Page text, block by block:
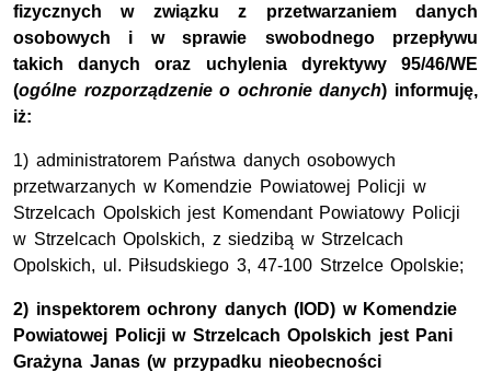
fizycznych w związku z przetwarzaniem danych
osobowych i w sprawie swobodnego przepływu
takich danych oraz uchylenia dyrektywy 95/46/WE
(ogólne rozporządzenie o ochronie danych) informuję,
iż:
1) administratorem Państwa danych osobowych
przetwarzanych w Komendzie Powiatowej Policji w
Strzelcach Opolskich jest Komendant Powiatowy Policji
w Strzelcach Opolskich, z siedzibą w Strzelcach
Opolskich, ul. Piłsudskiego 3, 47-100 Strzelce Opolskie;
2) inspektorem ochrony danych (IOD) w Komendzie
Powiatowej Policji w Strzelcach Opolskich jest Pani
Grażyna Janas (w przypadku nieobecności